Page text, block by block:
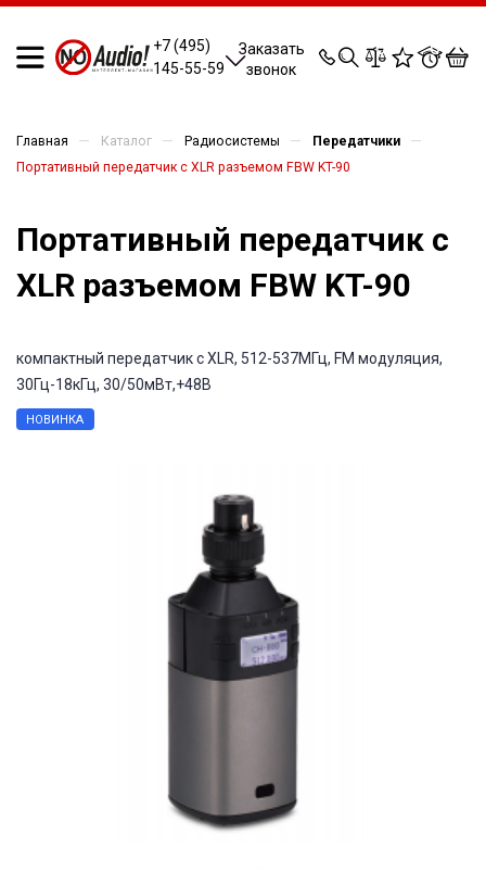
+7 (495)
145-55-59
Заказать
звонок
0 0 0 0
Главная — Каталог — Радиосистемы — Передатчики —
Портативный передатчик с XLR разъемом FBW KT-90
Портативный передатчик с
XLR разъемом FBW KT-90
компактный передатчик с XLR, 512-537МГц, FM модуляция,
30Гц-18кГц, 30/50мВт,+48В
НОВИНКА